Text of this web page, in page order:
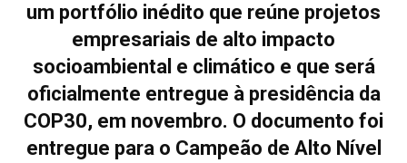
um portfólio inédito que reúne projetos
empresariais de alto impacto
socioambiental e climático e que será
oficialmente entregue à presidência da
COP30, em novembro. O documento foi
entregue para o Campeão de Alto Nível